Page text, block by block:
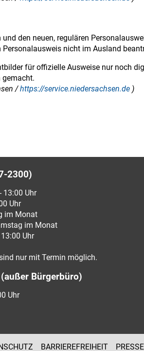
den neuen, regulären
nicht im Ausland
für offizielle Ausweise nur noch
gemacht.
/https://service.niedersachsen.de )
2300)
13:00 Uhr
Uhr
im Monat
im Monat
Uhr
nur mit Termin möglich.
Bürgerbüro)
Uhr
BARRIEREFREIHEIT PRESSE